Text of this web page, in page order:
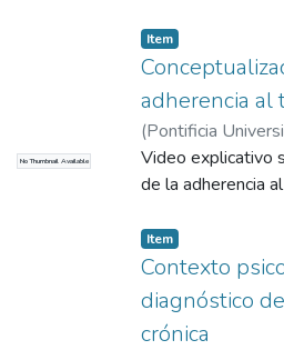
No Thumbnail Available
Item
adherencia al
(Pontificia
2015 )Correa
Video explicativo
de la adherencia
Item
Contexto
diagnóstico
crónica